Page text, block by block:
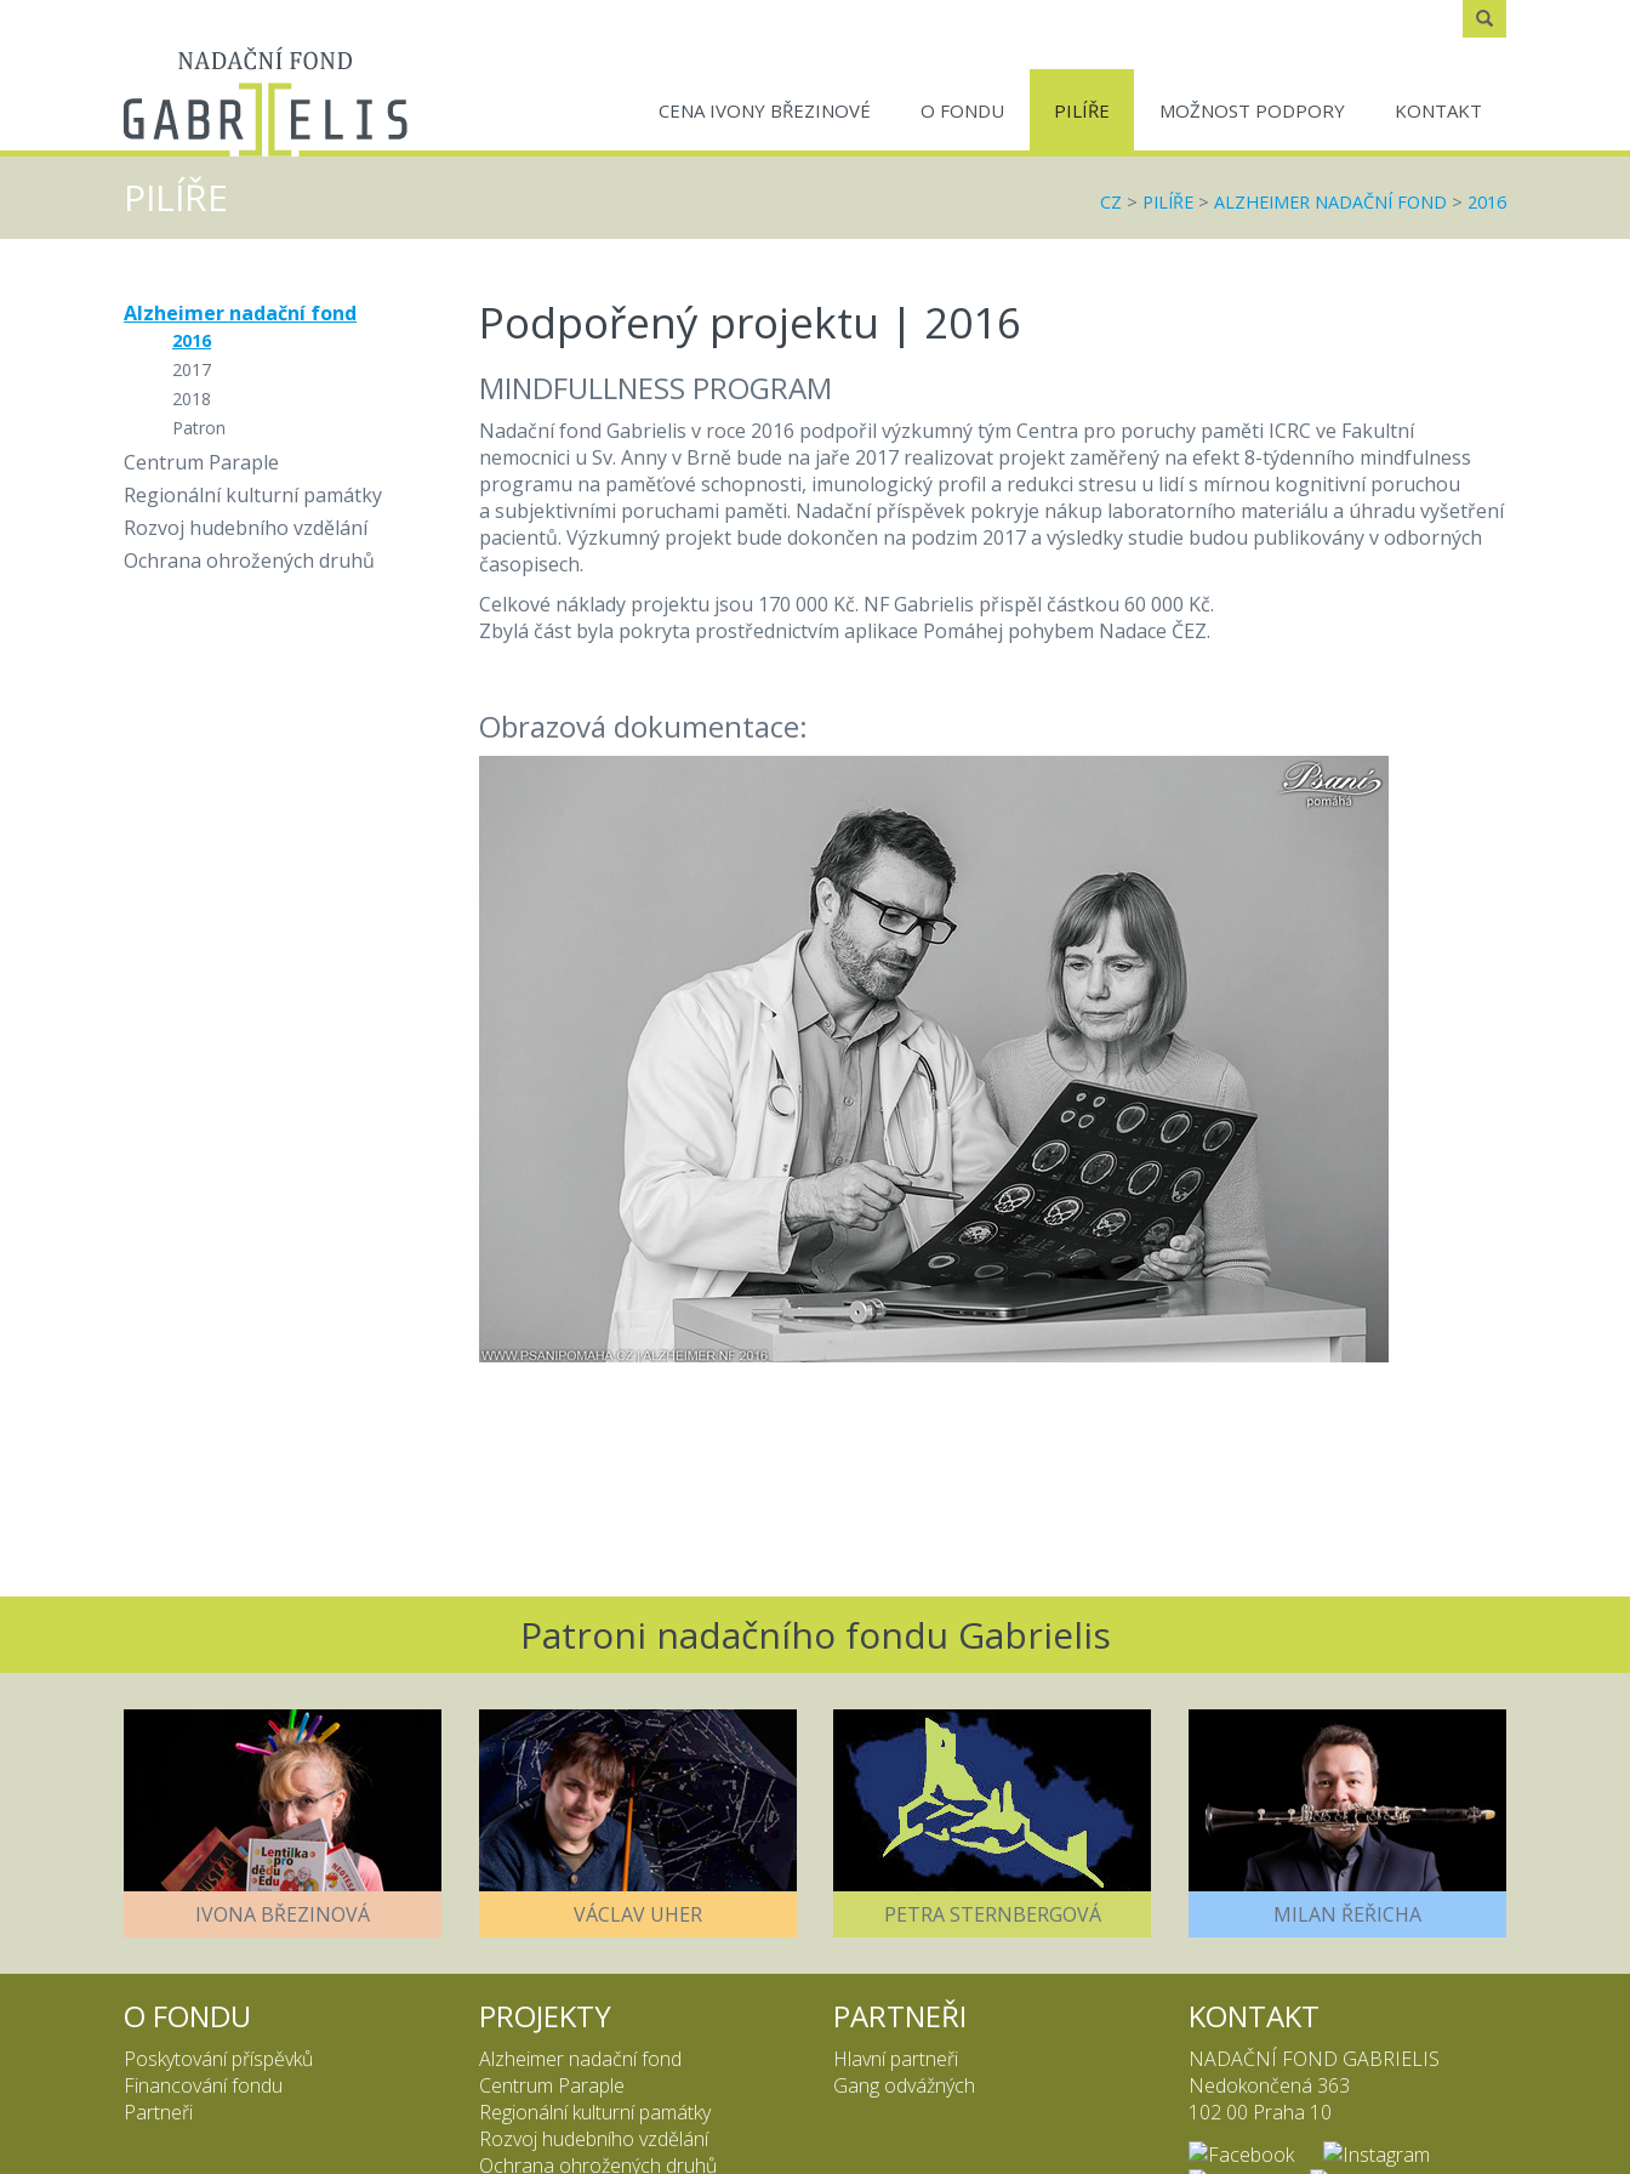
Zadejte
text
CENA IVONY BŘEZINOVÉ O FONDU PILÍŘE MOŽNOST PODPORY KONTAKT
PILÍŘE CZ > PILÍŘE > ALZHEIMER NADAČNÍ FOND > 2016
Alzheimer nadační fond
2016
2017
2018
Patron
Centrum Paraple
Regionální kulturní památky
Rozvoj hudebního vzdělání
Ochrana ohrožených druhů
Podpořený projektu | 2016
MINDFULLNESS PROGRAM
Nadační fond Gabrielis v roce 2016 podpořil výzkumný tým Centra pro poruchy paměti ICRC ve Fakultní
nemocnici u Sv. Anny v Brně bude na jaře 2017 realizovat projekt zaměřený na efekt 8-týdenního mindfulness
programu na paměťové schopnosti, imunologický profil a redukci stresu u lidí s mírnou kognitivní poruchou
a subjektivními poruchami paměti. Nadační příspěvek pokryje nákup laboratorního materiálu a úhradu vyšetření
pacientů. Výzkumný projekt bude dokončen na podzim 2017 a výsledky studie budou publikovány v odborných
časopisech.
Celkové náklady projektu jsou 170 000 Kč. NF Gabrielis přispěl částkou 60 000 Kč.
Zbylá část byla pokryta prostřednictvím aplikace Pomáhej pohybem Nadace ČEZ.
Obrazová dokumentace:
Patroni nadačního fondu Gabrielis
IVONA BŘEZINOVÁ VÁCLAV UHER PETRA STERNBERGOVÁ MILAN ŘEŘICHA
O FONDU
Poskytování příspěvků
Financování fondu
Partneři
PROJEKTY
Alzheimer nadační fond
Centrum Paraple
Regionální kulturní památky
Rozvoj hudebního vzdělání
Ochrana ohrožených druhů
PARTNEŘI
Hlavní partneři
Gang odvážných
KONTAKT
NADAČNÍ FOND GABRIELIS
Nedokončená 363
102 00 Praha 10